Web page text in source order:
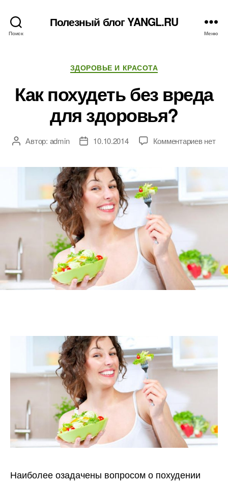
Поиск
Полезный блог YANGL.RU
Меню
Рубрики
ЗДОРОВЬЕ И КРАСОТА
Как похудеть без вреда
для здоровья?
АвторАвтор: admin
Дата10.10.2014 Комментариевк
вреда
для
нет
Наиболее озадачены вопросом о похудении